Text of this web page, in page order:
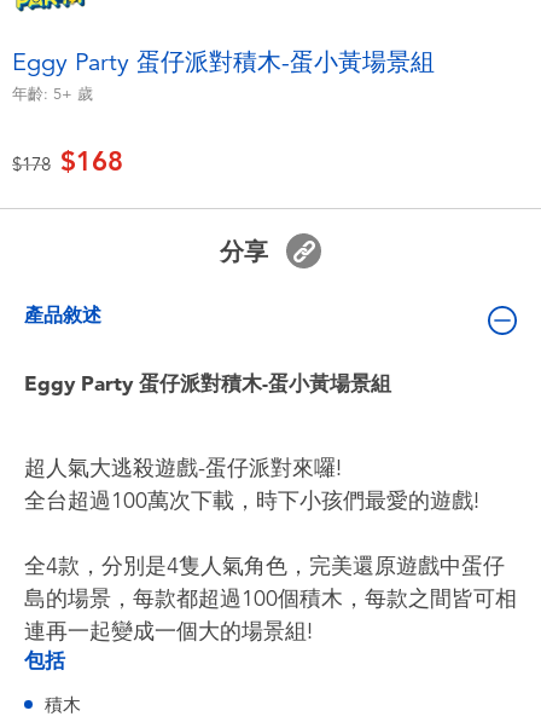
電池
任天堂 Switch
盲盒
生活雜貨
Eggy Party 蛋仔派對積木-蛋小黃場景組
年齡: 5+ 歲
價格從
$178至$168
分享
產品敘述
Eggy Party 蛋仔派對積木-蛋小黃場景組
超人氣大逃殺遊戲-蛋仔派對來囉!
全台超過100萬次下載，時下小孩們最愛的遊戲!
全4款，分別是4隻人氣角色，完美還原遊戲中蛋仔
島的場景，每款都超過100個積木，每款之間皆可相
連再一起變成一個大的場景組!
包括
積木